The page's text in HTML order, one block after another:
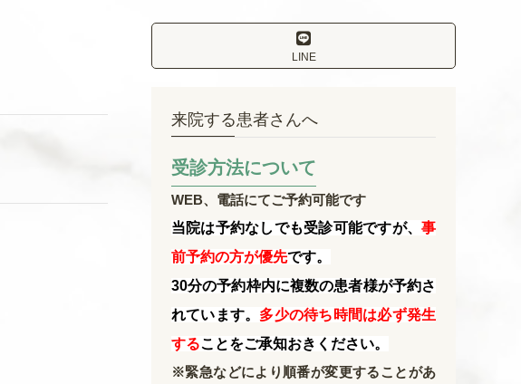
LINE
来院する患者さんへ
受診方法について
WEB、電話にてご予約可能です
当院は予約なしでも受診可能ですが、 事
前予約の方が優先です。
30分の予約枠内に複数の患者様が予約さ
れています。 多少の待ち時間は必ず発生
することをご承知おきください。
※緊急などにより順番が変更することがあ